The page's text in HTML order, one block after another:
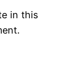
in this